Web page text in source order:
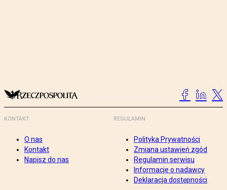
KONTAKT
O nas
Kontakt
Napisz do nas
REGULAMIN
Polityka Prywatności
Zmiana ustawień zgód
Regulamin serwisu
Informacje o nadawcy
Deklaracja dostępności